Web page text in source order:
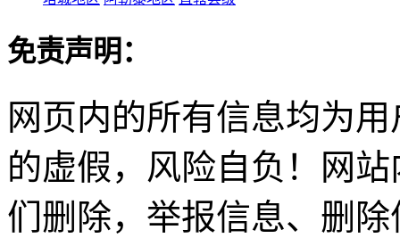
免责声明：
网页内的所有信息均为
的虚假，风险自负！网
们删除，举报信息、删